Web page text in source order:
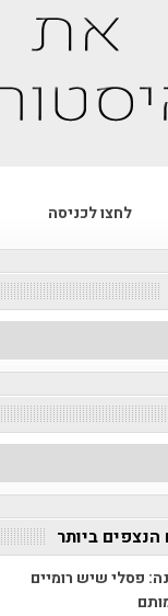
לחצו לכניסה
ביותר
פסלי שיש רומיים